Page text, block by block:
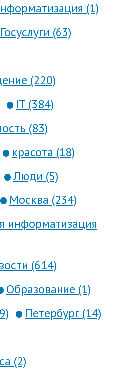
(1)
Госуслуги (63)
(220)
IT (384)
(83)
красота (18)
Люди (5)
Москва (234)
информатизация
(614)
Образование (1)
Петербург (14)
(2)